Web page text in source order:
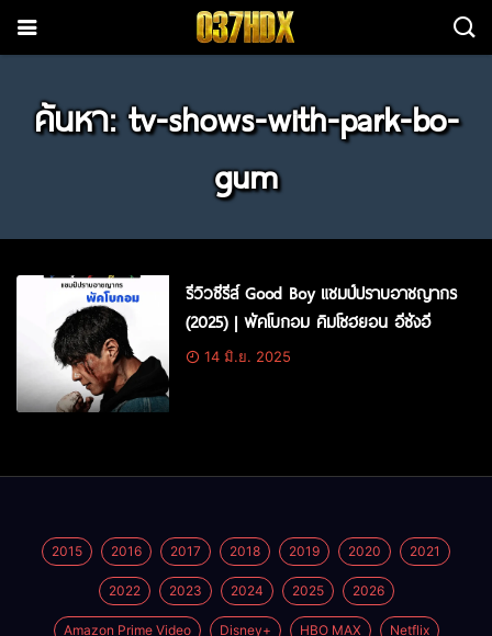
ค้นหา: tv-shows-with-park-bo-
gum
รีวิวซีรีส์ Good Boy แชมป์ปราบอาชญากร
(2025) | พัคโบกอม คิมโซฮยอน อีซังอี
14 มิ.ย. 2025
2015 2016 2017 2018 2019 2020 2021
2022 2023 2024 2025 2026
Amazon Prime Video Disney+ HBO MAX Netflix